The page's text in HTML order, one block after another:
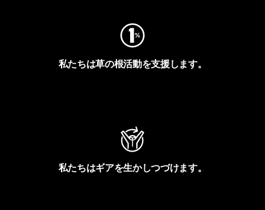
私たちは草の根活動を支援します。
私たちはギアを生かしつづけます。